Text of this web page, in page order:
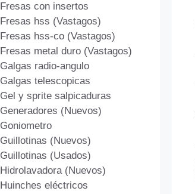
Fresas con insertos
Fresas hss (Vastagos)
Fresas hss-co (Vastagos)
Fresas metal duro (Vastagos)
Galgas radio-angulo
Galgas telescopicas
Gel y sprite salpicaduras
Generadores (Nuevos)
Goniometro
Guillotinas (Nuevos)
Guillotinas (Usados)
Hidrolavadora (Nuevos)
Huinches eléctricos